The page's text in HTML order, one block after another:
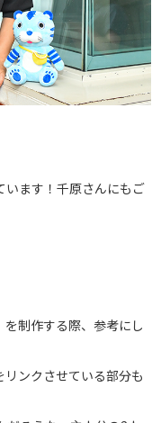
います！千原さんにもご
制作する際、参考にし
ンクさせている部分も